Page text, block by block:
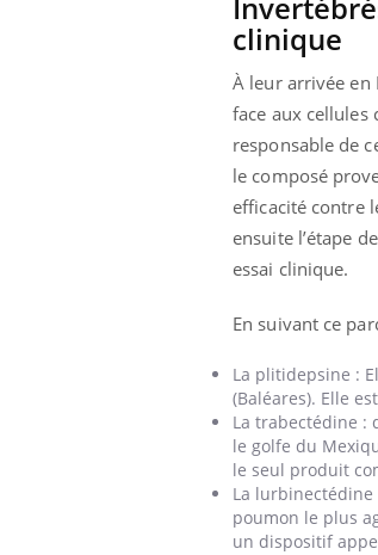
clinique
À leur arrivée en
face aux cellules
responsable de
le composé
efficacité contre
ensuite l’étape
essai clinique.
En suivant ce
La plitidepsine :
(Baléares). Elle
La trabectédine :
le golfe du
le seul produit
La
poumon le plus
un dispositif